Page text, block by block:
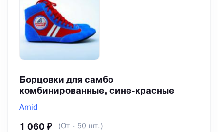
Борцовки для самбо
комбинированные, сине-красные
Amid
1 060 ₽ (От - 50 шт.)